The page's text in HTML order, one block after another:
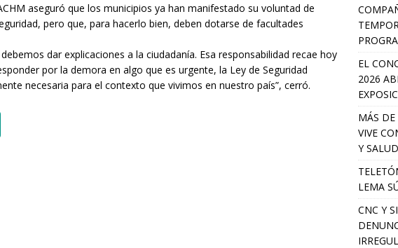
aseguró que los municipios ya han manifestado su voluntad de
pero que, para hacerlo bien, deben dotarse de facultades
dar explicaciones a la ciudadanía. Esa responsabilidad recae hoy
por la demora en algo que es urgente, la Ley de Seguridad
necesaria para el contexto que vivimos en nuestro país”, cerró.
EL
2026
MÁS
VIVE
Y SALUD
LEMA
CNC Y